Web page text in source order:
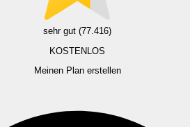
sehr gut (77.416)
KOSTENLOS
Meinen Plan erstellen